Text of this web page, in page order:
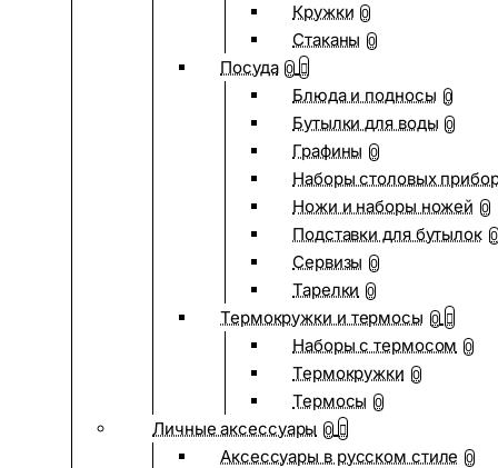
Кружки 0
Стаканы 0
Посуда 0
Блюда и подносы 0
Бутылки для воды 0
Графины 0
Наборы столовых
Ножи и наборы ножей 0
Подставки для бутылок 0
Сервизы 0
Тарелки 0
Термокружки и термосы 0
Наборы с термосом 0
Термокружки 0
Термосы 0
Личные аксессуары 0
Аксессуары в русском стиле 0